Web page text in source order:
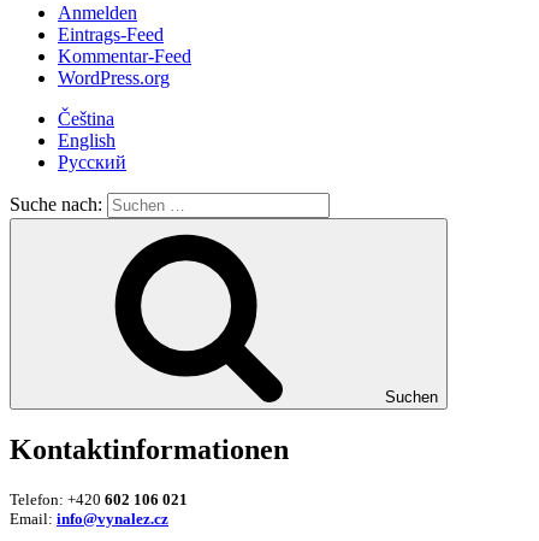
Anmelden
Eintrags-Feed
Kommentar-Feed
WordPress.org
Čeština
English
Русский
Suche nach:
Suchen
Kontaktinformationen
Telefon: +420 602 106 021
Email: info@vynalez.cz